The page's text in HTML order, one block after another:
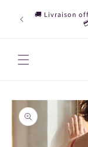
passer
au
🚚 Livraison
Passer aux
informations
produits